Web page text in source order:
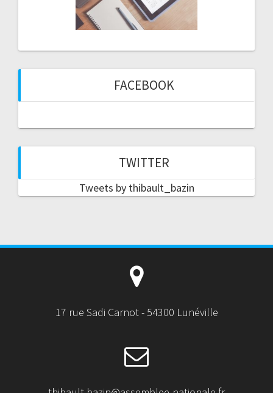
FACEBOOK
TWITTER
Tweets by thibault_bazin
17 rue Sadi Carnot - 54300 Lunéville